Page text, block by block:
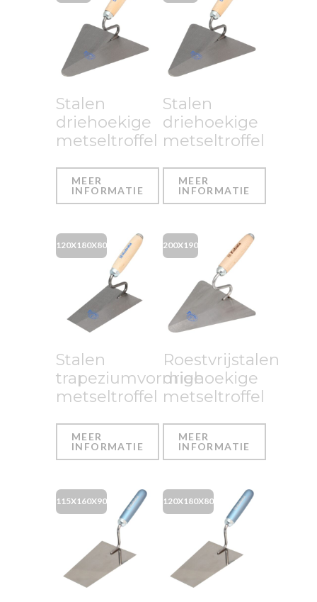
Stalen
driehoekige
metseltroffel
MEER
INFORMATIE
Stalen
driehoekige
metseltroffel
MEER
INFORMATIE
Stalen
trapeziumvormige
metseltroffel
120X180X80
MEER
INFORMATIE
Roestvrijstalen
driehoekige
metseltroffel
200X190
MEER
INFORMATIE
115X160X90 120X180X80